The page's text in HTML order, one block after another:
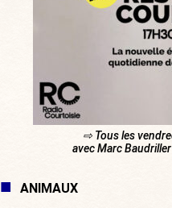
⇨ Tous les
avec Marc
ANIMAUX